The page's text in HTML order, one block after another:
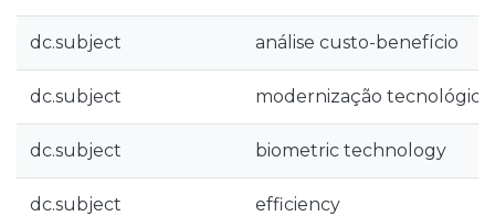
dc.subject análise custo-benefício
dc.subject modernização tecnológica
dc.subject biometric technology
dc.subject efficiency